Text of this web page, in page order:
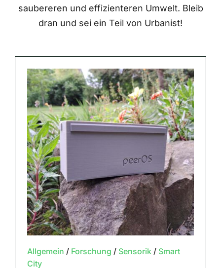
saubereren und effizienteren Umwelt. Bleib
dran und sei ein Teil von Urbanist!
Allgemein / Forschung / Sensorik/ Smart
City